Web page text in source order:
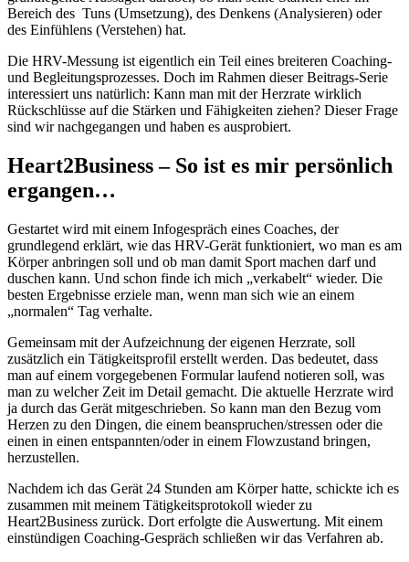
Bereich des Tuns (Umsetzung), des Denkens (Analysieren) oder
des Einfühlens (Verstehen) hat.
Die HRV-Messung ist eigentlich ein Teil eines breiteren Coaching-
und Begleitungsprozesses. Doch im Rahmen dieser Beitrags-Serie
interessiert uns natürlich: Kann man mit der Herzrate wirklich
Rückschlüsse auf die Stärken und Fähigkeiten ziehen? Dieser Frage
sind wir nachgegangen und haben es ausprobiert.
Heart2Business – So ist es mir persönlich
ergangen…
Gestartet wird mit einem Infogespräch eines Coaches, der
grundlegend erklärt, wie das HRV-Gerät funktioniert, wo man es am
Körper anbringen soll und ob man damit Sport machen darf und
duschen kann. Und schon finde ich mich „verkabelt“ wieder. Die
besten Ergebnisse erziele man, wenn man sich wie an einem
„normalen“ Tag verhalte.
Gemeinsam mit der Aufzeichnung der eigenen Herzrate, soll
zusätzlich ein Tätigkeitsprofil erstellt werden. Das bedeutet, dass
man auf einem vorgegebenen Formular laufend notieren soll, was
man zu welcher Zeit im Detail gemacht. Die aktuelle Herzrate wird
ja durch das Gerät mitgeschrieben. So kann man den Bezug vom
Herzen zu den Dingen, die einem beanspruchen/stressen oder die
einen in einen entspannten/oder in einem Flowzustand bringen,
herzustellen.
Nachdem ich das Gerät 24 Stunden am Körper hatte, schickte ich es
zusammen mit meinem Tätigkeitsprotokoll wieder zu
Heart2Business zurück. Dort erfolgte die Auswertung. Mit einem
einstündigen Coaching-Gespräch schließen wir das Verfahren ab.